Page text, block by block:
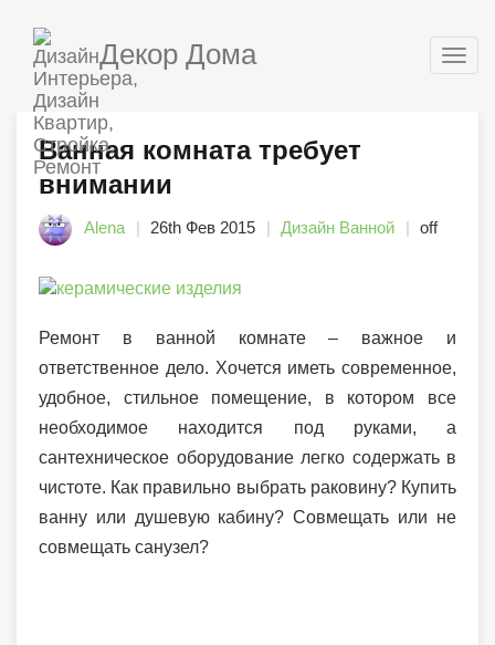
Декор Дома
Ванная комната требует
внимании
Alena 26th Фев 2015 Дизайн Ванной off
Ремонт в ванной комнате – важное и
ответственное дело. Хочется иметь современное,
удобное, стильное помещение, в котором все
необходимое находится под руками, а
сантехническое оборудование легко содержать в
чистоте. Как правильно выбрать раковину? Купить
ванну или душевую кабину? Совмещать или не
совмещать санузел?